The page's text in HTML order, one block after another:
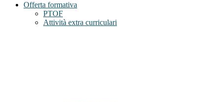
Offerta formativa
PTOF
Attività extra curriculari